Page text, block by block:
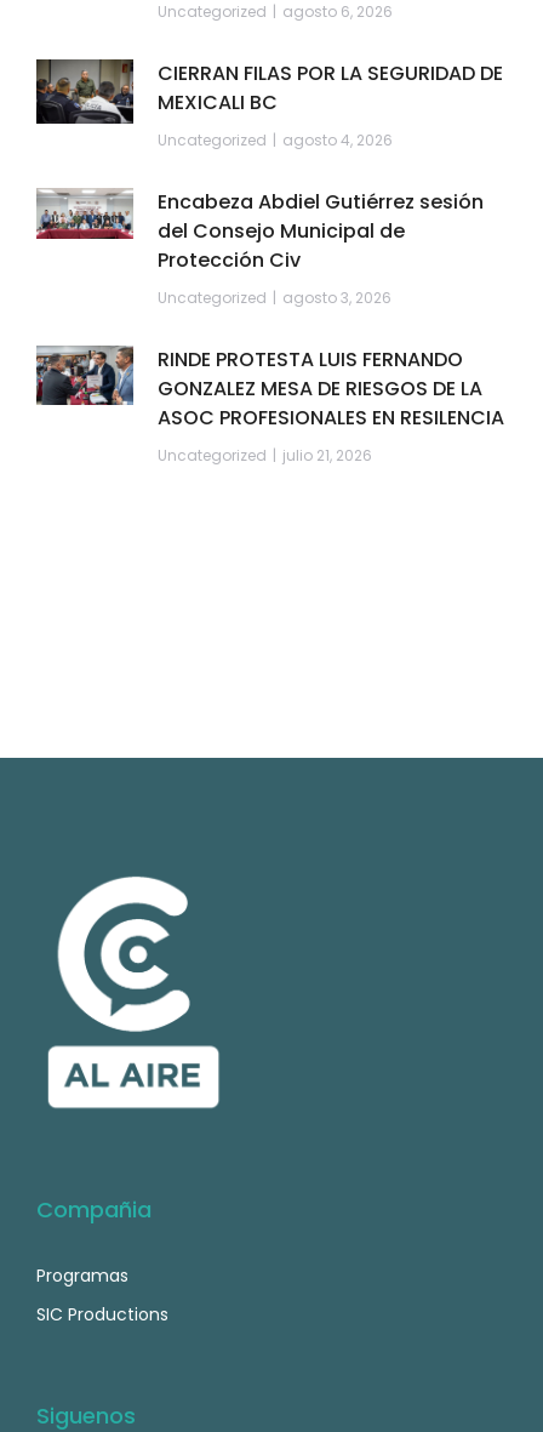
Uncategorized agosto 6, 2026
CIERRAN FILAS POR LA SEGURIDAD DE
MEXICALI BC
Uncategorized agosto 4, 2026
Encabeza Abdiel Gutiérrez sesión
del Consejo Municipal de
Protección Civ
Uncategorized agosto 3, 2026
RINDE PROTESTA LUIS FERNANDO
GONZALEZ MESA DE RIESGOS DE LA
ASOC PROFESIONALES EN RESILENCIA
Uncategorized julio 21, 2026
Compañia
Programas
SIC Productions
Siguenos